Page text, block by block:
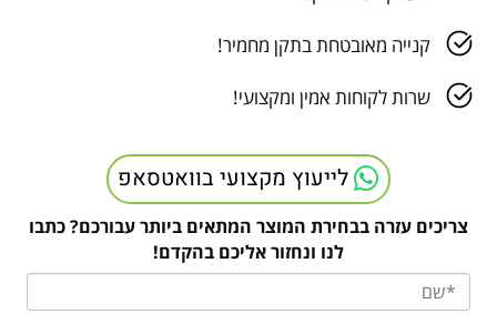
קנייה מאובטחת בתקן מחמיר!
שרות לקוחות אמין ומקצועי!
לייעוץ מקצועי בוואטסאפ
צריכים עזרה בבחירת המוצר המתאים ביותר עבורכם? כתבו
לנו ונחזור אליכם בהקדם!